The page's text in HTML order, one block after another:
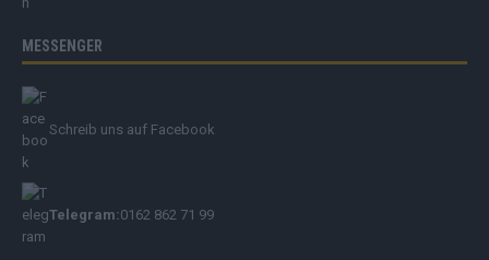
MESSENGER
Schreib uns auf Facebook
Telegram:0162 862 71 99